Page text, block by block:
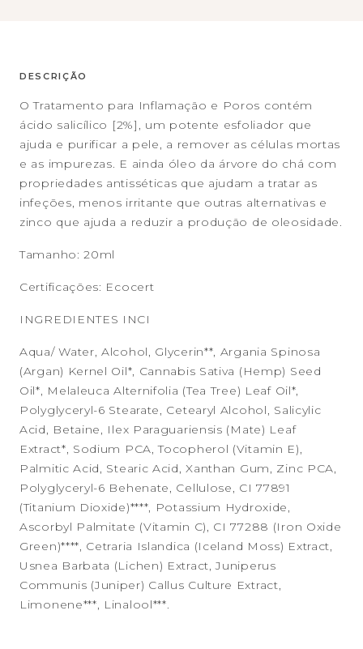
DESCRIÇÃO
O Tratamento para Inflamação e Poros contém
ácido salicílico [2%], um potente esfoliador que
ajuda e purificar a pele, a remover as células mortas
e as impurezas. E ainda óleo da árvore do chá com
propriedades antisséticas que ajudam a tratar as
infeções, menos irritante que outras alternativas e
zinco que ajuda a reduzir a produção de oleosidade.
Tamanho: 20ml
Certificações: Ecocert
INGREDIENTES INCI
Aqua/ Water, Alcohol, Glycerin**, Argania Spinosa
(Argan) Kernel Oil*, Cannabis Sativa (Hemp) Seed
Oil*, Melaleuca Alternifolia (Tea Tree) Leaf Oil*,
Polyglyceryl-6 Stearate, Cetearyl Alcohol, Salicylic
Acid, Betaine, Ilex Paraguariensis (Mate) Leaf
Extract*, Sodium PCA, Tocopherol (Vitamin E),
Palmitic Acid, Stearic Acid, Xanthan Gum, Zinc PCA,
Polyglyceryl-6 Behenate, Cellulose, CI 77891
(Titanium Dioxide)****, Potassium Hydroxide,
Ascorbyl Palmitate (Vitamin C), CI 77288 (Iron Oxide
Green)****, Cetraria Islandica (Iceland Moss) Extract,
Usnea Barbata (Lichen) Extract, Juniperus
Communis (Juniper) Callus Culture Extract,
Limonene***, Linalool***.